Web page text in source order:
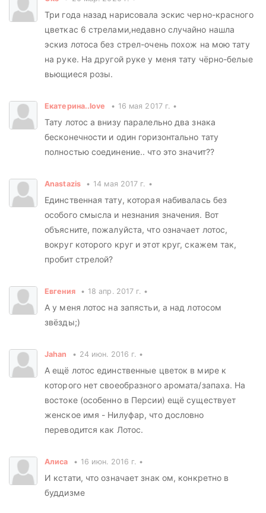
Три года назад нарисовала эскис черно-красного
цветкас 6 стрелами,недавно случайно нашла
эскиз лотоса без стрел-очень похож на мою тату
на руке. На другой руке у меня тату чёрно-белые
вьющиеся розы.
Екатерина..love 16 мая 2017 г.
Тату лотос а внизу паралельно два знака
бесконечности и один горизонтально тату
полностью соединение.. что это значит??
Anastazis 14 мая 2017 г.
Единственная тату, которая набивалась без
особого смысла и незнания значения. Вот
объясните, пожалуйста, что означает лотос,
вокруг которого круг и этот круг, скажем так,
пробит стрелой?
Евгения 18 апр. 2017 г.
А у меня лотос на запястьи, а над лотосом
звёзды;)
Jahan 24 июн. 2016 г.
А ещё лотос единственные цветок в мире к
которого нет своеобразного аромата/запаха. На
востоке (особенно в Персии) ещё существует
женское имя - Нилуфар, что дословно
переводится как Лотос.
Алиса 16 июн. 2016 г.
И кстати, что означает знак ом, конкретно в
буддизме